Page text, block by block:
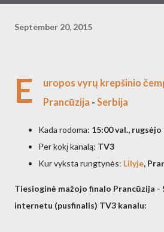
September 20, 2015
E
uropos vyrų krepšinio
Prancūzija - Serbija
Kada rodoma: 15:00 val., rugsėjo
Per kokį kanalą: TV3
Kur vyksta rungtynės: Lilyje,
Tiesioginė mažojo finalo Prancūzija
internetu (pusfinalis) TV3 kanalu: